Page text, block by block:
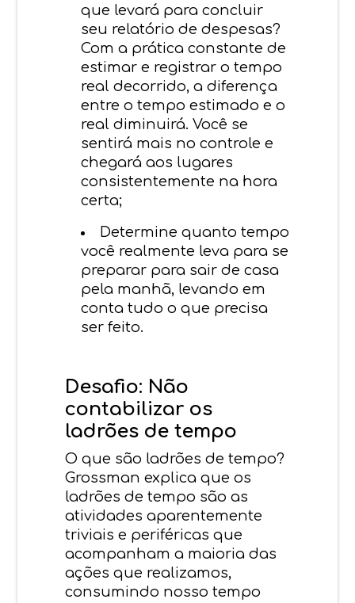
que levará para concluir
seu relatório de despesas?
Com a prática constante de
estimar e registrar o tempo
real decorrido, a diferença
entre o tempo estimado e o
real diminuirá. Você se
sentirá mais no controle e
chegará aos lugares
consistentemente na hora
certa;
Determine quanto tempo
você realmente leva para se
preparar para sair de casa
pela manhã, levando em
conta tudo o que precisa
ser feito.
Desafio: Não
contabilizar os
ladrões de tempo
O que são ladrões de tempo?
Grossman explica que os
ladrões de tempo são as
atividades aparentemente
triviais e periféricas que
acompanham a maioria das
ações que realizamos,
consumindo nosso tempo